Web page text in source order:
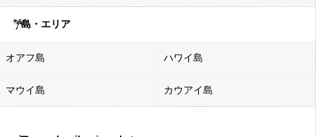
島・エリア
オアフ島 ハワイ島
マウイ島 カウアイ島